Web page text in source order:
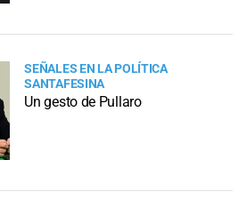
SEÑALES EN LA POLÍTICA
SANTAFESINA
Un gesto de Pullaro